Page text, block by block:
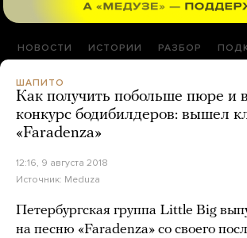
НОВОСТИ ИСТОРИИ РАЗБОР
ШАПИТО
Как получить побольше пюре и
конкурс бодибилдеров: вышел
«Faradenza»
12:16, 9 августа 2018
Источник: Meduza
Петербургская группа Little Big
на песню «Faradenza» со своего